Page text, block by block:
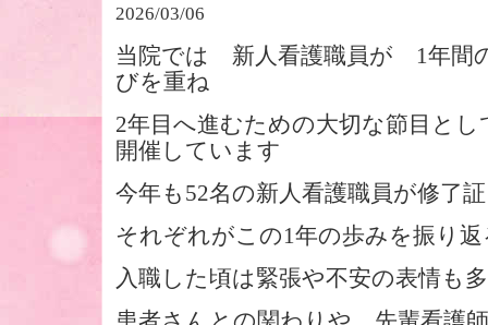
2026/03/06
当院では 新人看護職員が 1年間
びを重ね
2年目へ進むための大切な節目と
開催しています
今年も52名の新人看護職員が修
それぞれがこの1年の歩みを振り
入職した頃は緊張や不安の表情も